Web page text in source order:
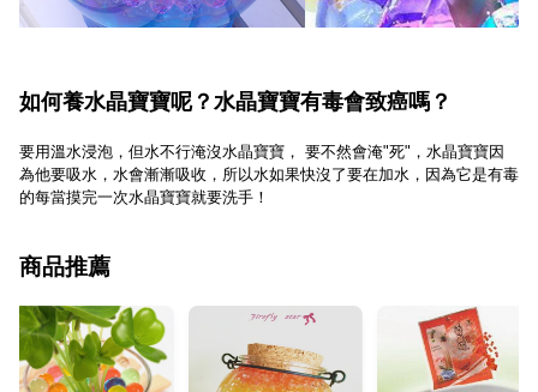
如何養水晶寶寶呢？水晶寶寶有毒會致癌嗎？
要用溫水浸泡，但水不行淹沒水晶寶寶， 要不然會淹"死"，水晶寶寶因
為他要吸水，水會漸漸吸收，所以水如果快沒了要在加水，因為它是有毒
的每當摸完一次水晶寶寶就要洗手！
商品推薦